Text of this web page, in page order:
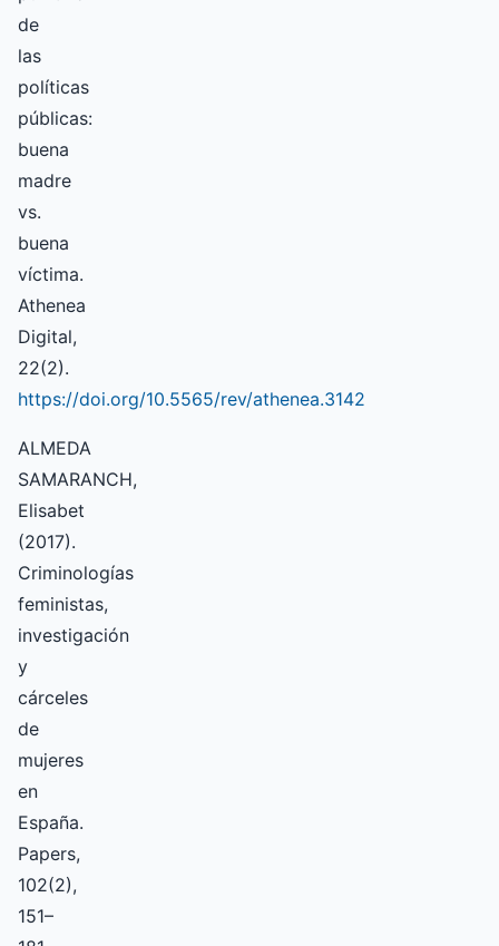
de
las
políticas
públicas:
buena
madre
vs.
buena
víctima.
Athenea
Digital,
22(2).
https://doi.org/10.5565/rev/athenea.3142
ALMEDA
SAMARANCH,
Elisabet
(2017).
Criminologías
feministas,
investigación
y
cárceles
de
mujeres
en
España.
Papers,
102(2),
151–